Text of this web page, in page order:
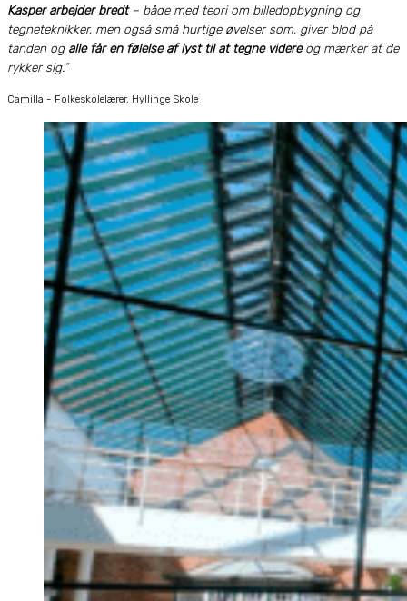
Kasper arbejder bredt – både med teori om billedopbygning og
tegneteknikker, men også små hurtige øvelser som, giver blod på
tanden og alle får en følelse af lyst til at tegne videreog mærker at de
rykker sig.”
Camilla - Folkeskolelærer, Hyllinge Skole